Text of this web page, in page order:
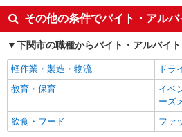
キープ
アルバイト パート
調理員【アルバイ
時給1,100円以上 試用期間中 時給1,100円以上
(試用期間2ヶ月) 残業が発生した場合、残業代を1
分単位で別途支給し
下関幸陽園 （山
８）
未経験歓迎
高校
週2～3日勤務OK
短時
深夜
扶養
交通費支給
社会
まかない・食事補助
社員
その他の条件でバイト・アル
下関市の職種からバイト・アルバイ
軽作業・製造・物流
ドラ
教育・保育
イベ
ーズ
飲食・フード
ファ